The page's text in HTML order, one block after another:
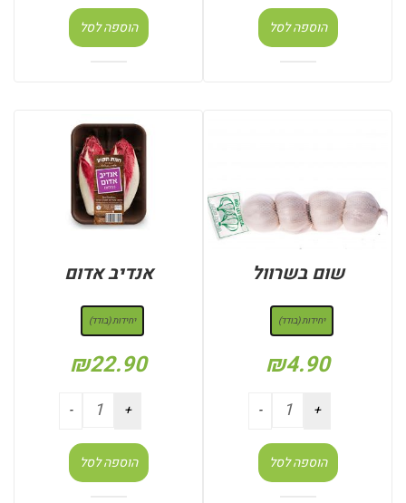
הוספה לסל הוספה לסל
שום בשרוול
יחידות (בודד)
₪4.90
הוספה לסל
אנדיב אדום
יחידות (בודד)
₪22.90
הוספה לסל